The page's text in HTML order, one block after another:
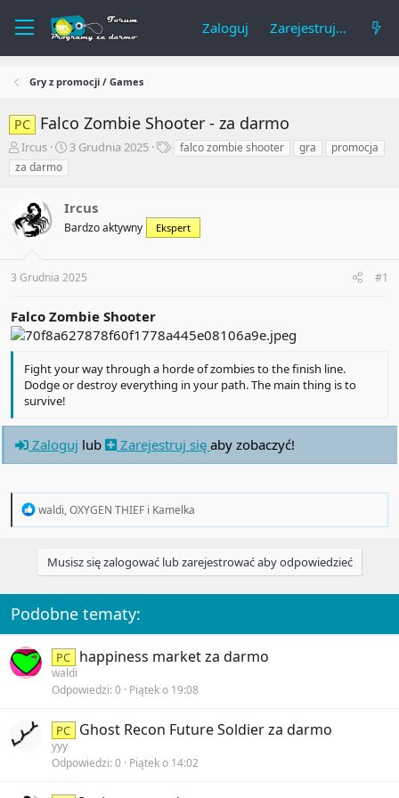
Zaloguj Zarejestruj się
Gry z promocji / Games
PC Falco Zombie Shooter - za darmo
A
u
t
r
t
e
m
a
Ircus
R
o
c
ę
t
3 Grudnia 2025
Tfalco zombie shooter gra
promocja
za darmo
Ircus
Bardzo aktywny Ekspert
3 Grudnia 2025 #1
Falco Zombie Shooter
Fight your way through a horde of zombies to the finish line.
Dodge or destroy everything in your path. The main thing is to
survive!
Zaloguj lub Zarejestruj się aby zobaczyć!
R
i
o
n
s
:
waldi,OXYGEN THIEF i Kamelka
Musisz się zalogować lub zarejestrować aby odpowiedzieć
Podobne tematy:
PC happiness market za darmo
waldi
Odpowiedzi 0 Piątek o 19:08
PC Ghost Recon Future Soldier za darmo
yyy
Odpowiedzi 0 Piątek o 14:02